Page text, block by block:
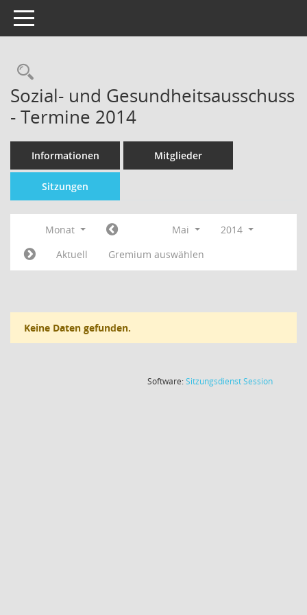
Toggle navigation
Sozial- und Gesundheitsausschuss
- Termine 2014
Informationen Mitglieder
Sitzungen
Monat Mai
2014
Aktuell
Gremium auswählen
Keine Daten gefunden.
Software:SitzungsdienstSession(Wird in